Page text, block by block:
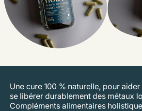
Une cure 100 % naturelle, pour
se libérer durablement des métaux
Compléments alimentaires